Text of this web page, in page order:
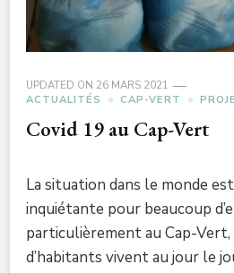
UPDATED ON 26 MARS 2021
ACTUALITÉS
CAP-VERT
Covid 19 au Cap-Vert
La situation dans le monde
inquiétante pour beaucoup
particulièrement au Cap-Vert,
d’habitants vivent au jour le